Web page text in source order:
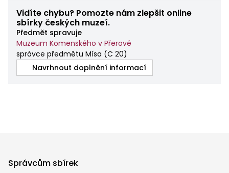
Vidíte chybu? Pomozte nám zlepšit online
sbírky českých muzeí.
Předmět spravuje
Muzeum Komenského v Přerově
správce předmětu Mísa (C 20)
Navrhnout doplnění informací
Správcům sbírek